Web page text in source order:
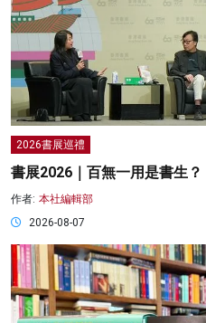
2026書展巡禮
書展2026｜百無一用是書生？
作者: 本社編輯部
2026-08-07